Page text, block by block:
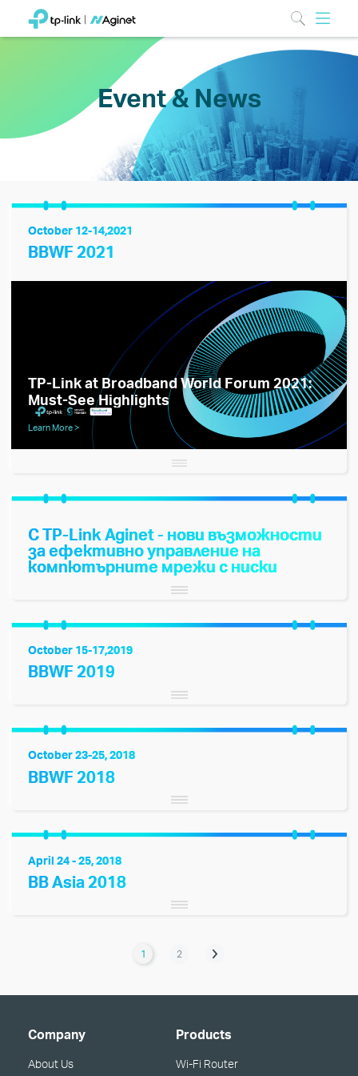
Event & News
October 12-14,2021
BBWF 2021
TP-Link at Broadband World Forum 2021:
Must-See Highlights
Learn More
С TP-Link Aginet - нови възможности
за ефективно управление на
компютърните мрежи с ниски
оперативни разходи за
доставчиците на интернет услуги
(ISP), вече и на българския пазар
October 15-17,2019
BBWF 2019
October 23-25, 2018
BBWF 2018
April 24 - 25, 2018
BB Asia 2018
1 2
Company
About Us
Products
Wi-Fi Router